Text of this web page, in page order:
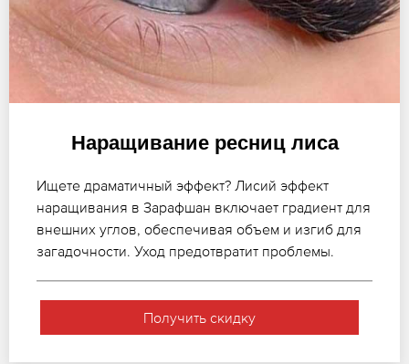
Наращивание ресниц лиса
Ищете драматичный эффект? Лисий эффект
наращивания в Зарафшан включает градиент для
внешних углов, обеспечивая объем и изгиб для
загадочности. Уход предотвратит проблемы.
Получить скидку